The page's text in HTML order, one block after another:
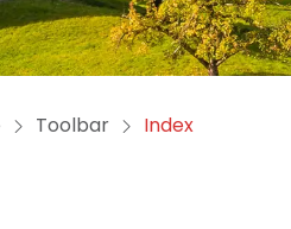
Toolbar Index